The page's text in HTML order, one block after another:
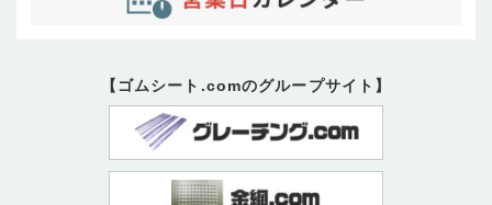
【ゴムシート.comのグループサイト】